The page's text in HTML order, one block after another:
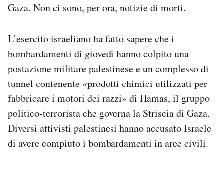
Gaza. Non ci sono, per ora, notizie di morti.
L’esercito israeliano ha fatto sapere che i
bombardamenti di giovedì hanno colpito una
postazione militare palestinese e un complesso di
tunnel contenente «prodotti chimici utilizzati per
fabbricare i motori dei razzi» di Hamas, il gruppo
politico-terrorista che governa la Striscia di Gaza.
Diversi attivisti palestinesi hanno accusato Israele
di avere compiuto i bombardamenti in aree civili.